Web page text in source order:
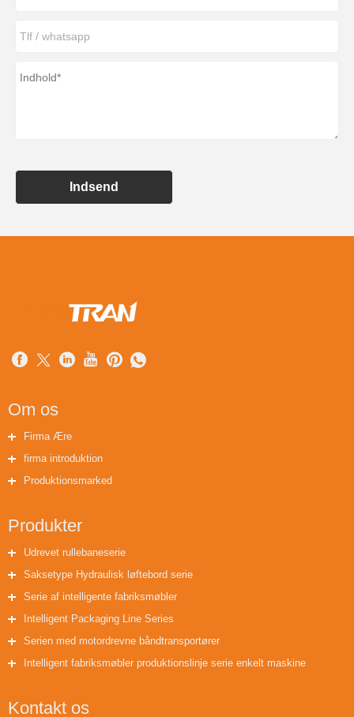
Indsend
Om os
Firma Ære
firma introduktion
Produktionsmarked
Produkter
Udrevet rullebaneserie
Saksetype Hydraulisk løftebord serie
Serie af intelligente fabriksmøbler
Intelligent Packaging Line Series
Serien med motordrevne båndtransportører
Intelligent fabriksmøbler produktionslinje serie enkelt maskine
Kontakt os